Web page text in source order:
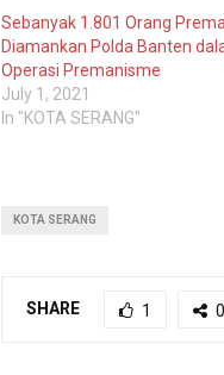
Sebanyak 1.801 Orang
Diamankan Polda Banten
Operasi Premanisme
July 1, 2021
In "KOTA SERANG"
KOTA SERANG
SHARE 1 0